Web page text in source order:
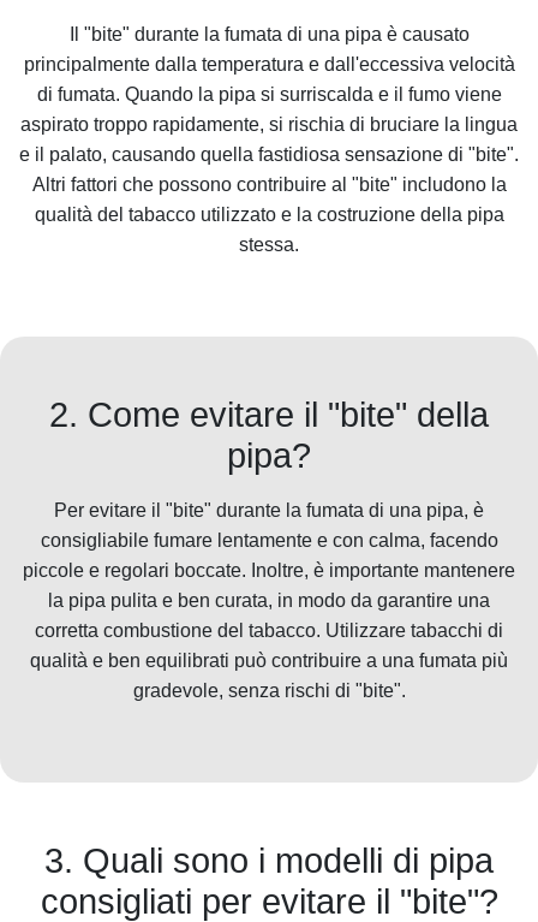
Il "bite" durante la fumata di una pipa è causato
principalmente dalla temperatura e dall'eccessiva velocità
di fumata. Quando la pipa si surriscalda e il fumo viene
aspirato troppo rapidamente, si rischia di bruciare la lingua
e il palato, causando quella fastidiosa sensazione di "bite".
Altri fattori che possono contribuire al "bite" includono la
qualità del tabacco utilizzato e la costruzione della pipa
stessa.
2. Come evitare il "bite" della
pipa?
Per evitare il "bite" durante la fumata di una pipa, è
consigliabile fumare lentamente e con calma, facendo
piccole e regolari boccate. Inoltre, è importante mantenere
la pipa pulita e ben curata, in modo da garantire una
corretta combustione del tabacco. Utilizzare tabacchi di
qualità e ben equilibrati può contribuire a una fumata più
gradevole, senza rischi di "bite".
3. Quali sono i modelli di pipa
consigliati per evitare il "bite"?